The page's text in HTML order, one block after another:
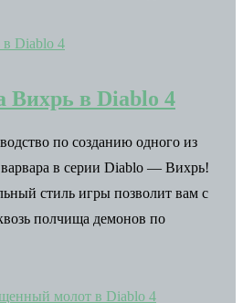
Вихрь в Diablo 4
по созданию одного из
в серии Diablo — Вихрь!
стиль игры позволит вам с
полчища демонов по